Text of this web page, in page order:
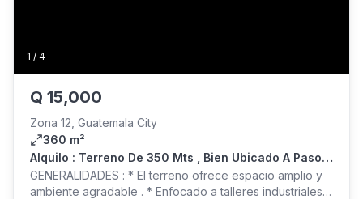
1 / 4
Q 15,000
Zona 12, Guatemala City
360 m²
Alquilo : Terreno De 350 Mts , Bien Ubicado A Pasos
De Av. Petapa Z. 12
GENERALIDADES : * El terreno ofrece espacio amplio y
ambiente agradable . * Enfocado a talleres industriales y